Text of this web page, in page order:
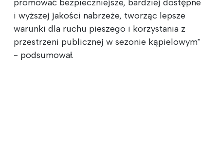
promować bezpieczniejsze, bardziej dostępne
i wyższej jakości nabrzeże, tworząc lepsze
warunki dla ruchu pieszego i korzystania z
przestrzeni publicznej w sezonie kąpielowym"
- podsumował.